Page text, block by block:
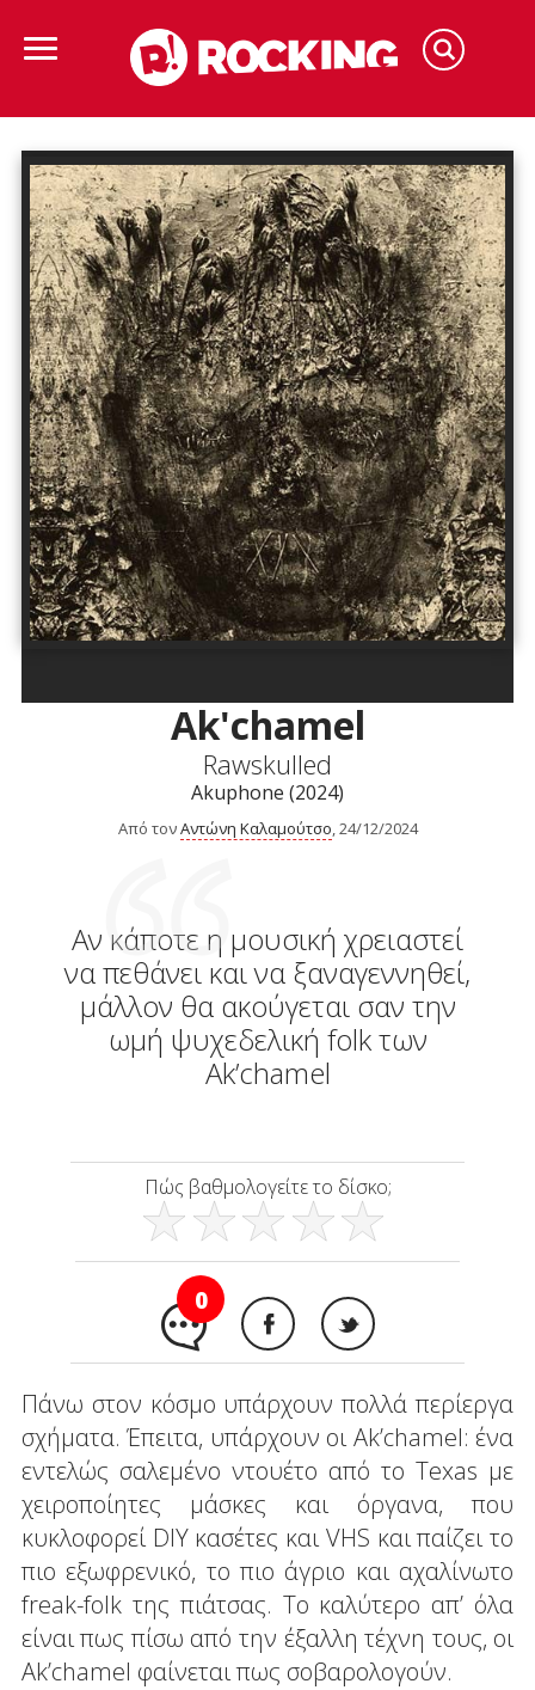
Ak'chamel
Rawskulled
Akuphone (2024)
Από τονΑντώνη Καλαμούτσο, 24/12/2024
Αν κάποτε η μουσική χρειαστεί
να πεθάνει και να ξαναγεννηθεί,
μάλλον θα ακούγεται σαν την
ωμή ψυχεδελική folk των
Ak’chamel
Πώς βαθμολογείτε το δίσκο;
0
Πάνω στον κόσμο υπάρχουν πολλά περίεργα
σχήματα. Έπειτα, υπάρχουν οι Ak’chamel: ένα
εντελώς σαλεμένο ντουέτο από το Texas με
χειροποίητες μάσκες και όργανα, που
κυκλοφορεί DIY κασέτες και VHS και παίζει το
πιο εξωφρενικό, το πιο άγριο και αχαλίνωτο
freak-folk της πιάτσας. Το καλύτερο απ’ όλα
είναι πως πίσω από την έξαλλη τέχνη τους, οι
Ak’chamel φαίνεται πως σοβαρολογούν.